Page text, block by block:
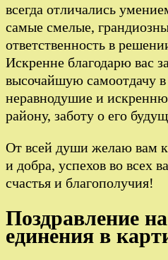
всегда отличались
самые смелые,
ответственность в
Искренне благодарю вас
высочайшую самоотдачу в
неравнодушие и
району, заботу о его
От всей души желаю вам
и добра, успехов во всех
счастья и благополучия!
Поздравление
единения в